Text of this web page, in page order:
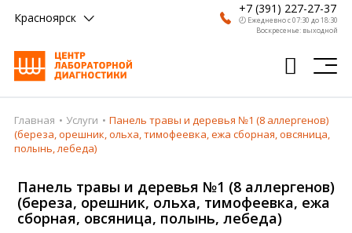
Красноярск
+7 (391) 227-27-37
🕗 Ежедневно с 07:30 до 18:30
Воскресенье: выходной
Главная
Анализы
Врачи
Получить результат
Главная Услуги
Панель травы и деревья №1 (8 аллергенов)
(береза, орешник, ольха, тимофеевка, ежа сборная, овсяница,
полынь, лебеда)
Панель травы и деревья №1 (8 аллергенов)
(береза, орешник, ольха, тимофеевка, ежа
сборная, овсяница, полынь, лебеда)